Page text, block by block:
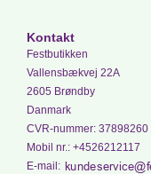
Kontakt
Festbutikken
Vallensbækvej 22A
2605 Brøndby
Danmark
CVR-nummer: 37898260
Mobil nr.: +4526212117
E-mail :